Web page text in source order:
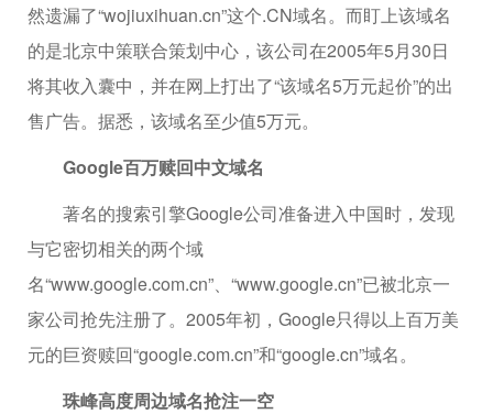
然遗漏了“wojiuxihuan.cn”这个.CN域名。而盯上该域名
的是北京中策联合策划中心，该公司在2005年5月30日
将其收入囊中，并在网上打出了“该域名5万元起价”的出
售广告。据悉，该域名至少值5万元。
Google百万赎回中文域名
著名的搜索引擎Google公司准备进入中国时，发现
与它密切相关的两个域
名“www.google.com.cn”、“www.google.cn”已被北京一
家公司抢先注册了。2005年初，Google只得以上百万美
元的巨资赎回“google.com.cn”和“google.cn”域名。
珠峰高度周边域名抢注一空